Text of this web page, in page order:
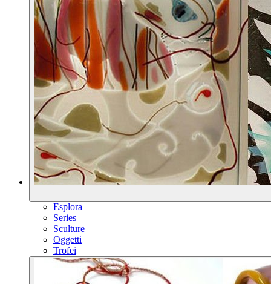
Esplora
Series
Sculture
Oggetti
Trofei